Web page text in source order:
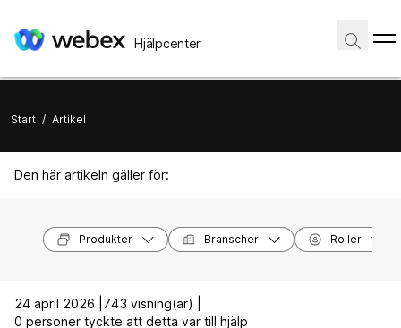
Hjälpcenter
Start / Artikel
Den här artikeln gäller för:
Produkter Branscher Roller
24 april 2026 | 743 visning(ar) |
0 personer tyckte att detta var till hjälp